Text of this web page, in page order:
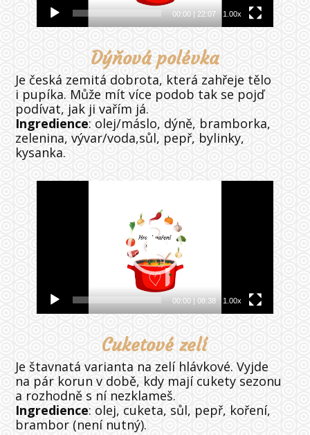
00:00 | 22:07 1.00x
Dýňová polévka
Je česká zemitá dobrota, která zahřeje tělo
i pupíka. Může mít více podob tak se pojď
podívat, jak ji vařím já.
Ingredience: olej/máslo, dýně, bramborka,
zelenina, vývar/voda,sůl, pepř, bylinky,
kysanka.
00:00 | 08:38 1.00x
Cuketové zelí
Je štavnatá varianta na zelí hlávkové. Vyjde
na pár korun v době, kdy mají cukety sezonu
a rozhodně s ní nezklameš.
Ingredience: olej, cuketa, sůl, pepř, koření,
brambor (není nutný).